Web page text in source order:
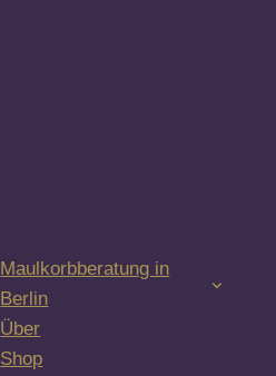
Maulkorbberatung in
Berlin
Über
Shop